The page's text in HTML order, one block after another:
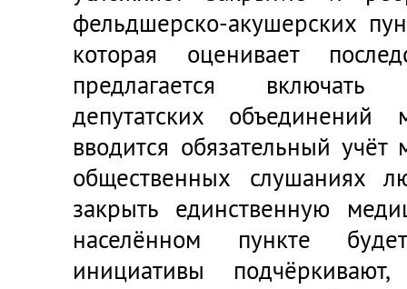
фельдшерско-акушерских
которая оценивает
предлагается включать
депутатских объединений
вводится обязательный
общественных слушаниях
закрыть единственную
населённом пункте
инициативы